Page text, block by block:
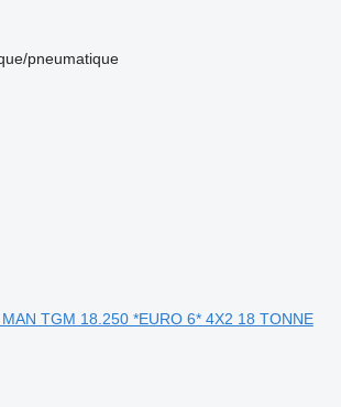
pneumatique
TGM 18.250 *EURO 6* 4X2 18 TONNE